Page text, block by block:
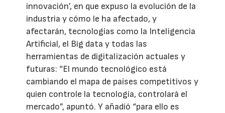
innovación’, en que expuso la evolución de la
industria y cómo le ha afectado, y
afectarán, tecnologías como la Inteligencia
Artificial, el Big data y todas las
herramientas de digitalización actuales y
futuras: “El mundo tecnológico está
cambiando el mapa de países competitivos y
quien controle la tecnología, controlará el
mercado”, apuntó. Y añadió “para ello es